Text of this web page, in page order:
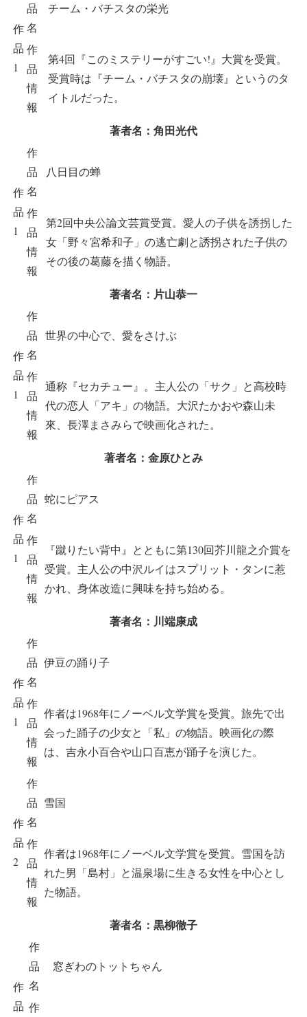
作
品
1
品
名
チーム・バチスタの栄光
作
品
情
報
第4回『このミステリーがすごい!』大賞を受賞。
受賞時は『チーム・バチスタの崩壊』というのタ
イトルだった。
著者名：角田光代
作
品
1
作
品
名
八日目の蝉
作
品
情
報
第2回中央公論文芸賞受賞。愛人の子供を誘拐した
女「野々宮希和子」の逃亡劇と誘拐された子供の
その後の葛藤を描く物語。
著者名：片山恭一
作
品
1
作
品
名
世界の中心で、愛をさけぶ
作
品
情
報
通称『セカチュー』。主人公の「サク」と高校時
代の恋人「アキ」の物語。大沢たかおや森山未
來、長澤まさみらで映画化された。
著者名：金原ひとみ
作
品
1
作
品
名
蛇にピアス
作
品
情
報
『蹴りたい背中』とともに第130回芥川龍之介賞を
受賞。主人公の中沢ルイはスプリット・タンに惹
かれ、身体改造に興味を持ち始める。
著者名：川端康成
作
品
1
作
品
名
伊豆の踊り子
作
品
情
報
作者は1968年にノーベル文学賞を受賞。旅先で出
会った踊子の少女と「私」の物語。映画化の際
は、吉永小百合や山口百恵が踊子を演じた。
作
品
2
作
品
名
雪国
作
品
情
報
作者は1968年にノーベル文学賞を受賞。雪国を訪
れた男「島村」と温泉場に生きる女性を中心とし
た物語。
著者名：黒柳徹子
作
品
作
品
名
窓ぎわのトットちゃん
作